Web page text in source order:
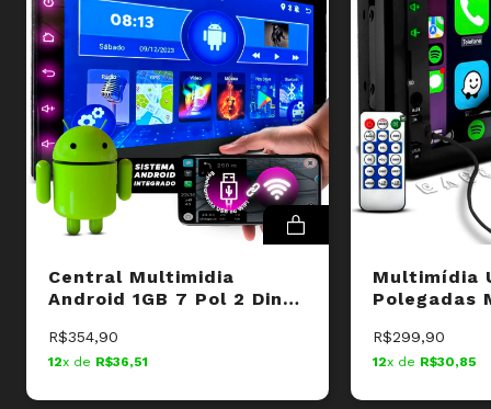
APLICATIVOS PERSONALIZADOS
Baixe seus aplicativos favoritos pela PlayStore
ESPELHAMENTO USB
Conecte pelo aplicativo CarbitLink - EasyConnection
PAINEL IPS DE 7 POLEGADAS
Tela de vidro de alta qualidade.
Central Multimidia
Android 1GB 7 Pol 2 Din
Integrado
R$354,90
12x de R$36,51
Multimídia
Polegadas
R$299,90
12x de R$30,85